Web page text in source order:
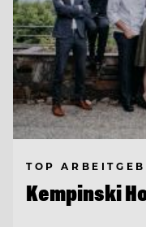
TOP
Kempinski